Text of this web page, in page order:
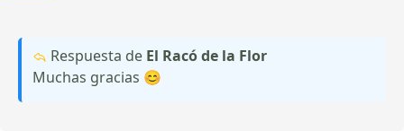
Respuesta de El Racó de la Flor
Muchas gracias 😊